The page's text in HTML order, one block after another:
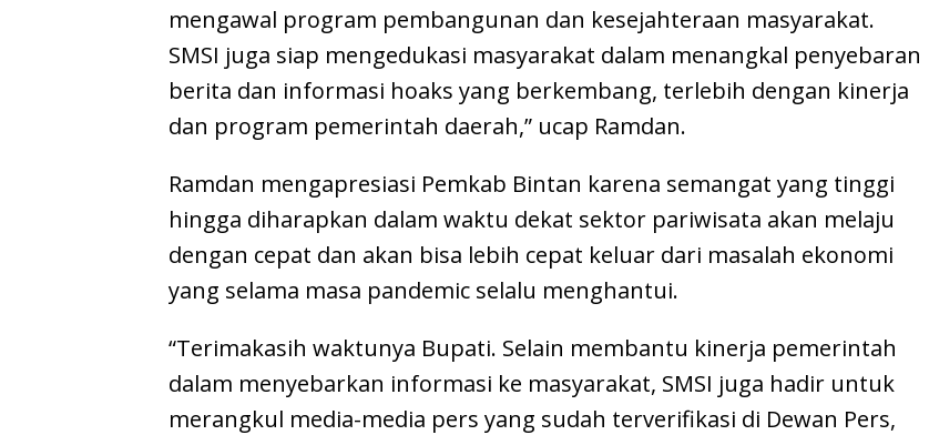
mengawal program pembangunan dan kesejahteraan masyarakat.
SMSI juga siap mengedukasi masyarakat dalam menangkal penyebaran
berita dan informasi hoaks yang berkembang, terlebih dengan kinerja
dan program pemerintah daerah,” ucap Ramdan.
Ramdan mengapresiasi Pemkab Bintan karena semangat yang tinggi
hingga diharapkan dalam waktu dekat sektor pariwisata akan melaju
dengan cepat dan akan bisa lebih cepat keluar dari masalah ekonomi
yang selama masa pandemic selalu menghantui.
“Terimakasih waktunya Bupati. Selain membantu kinerja pemerintah
dalam menyebarkan informasi ke masyarakat, SMSI juga hadir untuk
merangkul media-media pers yang sudah terverifikasi di Dewan Pers,